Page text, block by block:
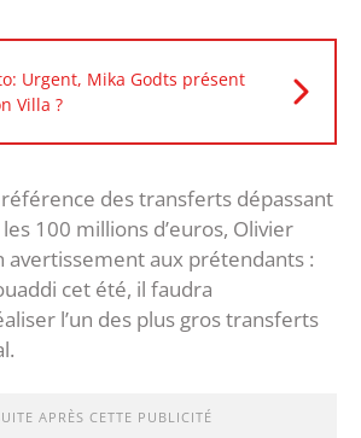
Urgent, Mika Godts présent
Villa ?
des transferts dépassant
100 millions d’euros, Olivier
avertissement aux prétendants :
cet été, il faudra
l’un des plus gros transferts
APRÈS CETTE PUBLICITÉ